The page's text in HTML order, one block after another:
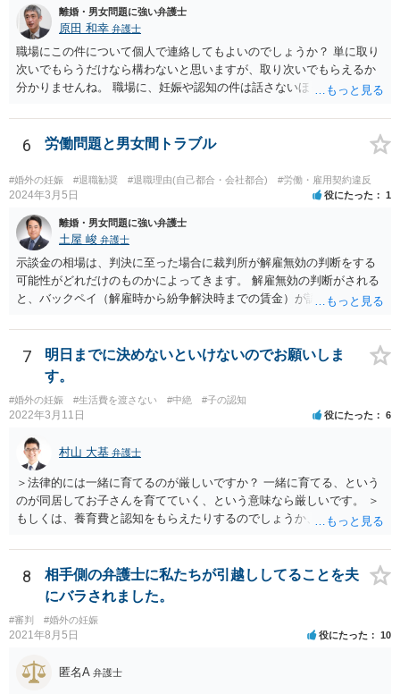
離婚・男女問題に強い弁護士
原田 和幸 弁護士
職場にこの件について個人で連絡してもよいのでしょうか？ 単に取り
次いでもらうだけなら構わないと思いますが、取り次いでもらえるか
分かりませんね。 職場に、妊娠や認知の件は話さないほうがよいと思
難しいと思われれば、弁護士に入ってもらうことも検討されてくださ
い。 一度、お近くの弁護士に相談されてみてもよいと思います。
6 労働問題と男女間トラブル
#婚外の妊娠 #退職勧奨 #退職理由(自己都合・会社都合) #労働・雇用契約違反
2024年3月5日 役にたった 1
離婚・男女問題に強い弁護士
土屋 峻 弁護士
示談金の相場は、判決に至った場合に裁判所が解雇無効の判断をする
可能性がどれだけのものかによってきます。 解雇無効の判断がされる
と、バックペイ（解雇時から紛争解決時までの賃金）が認められるの
準となります。解決金の基準は、半年から１年程度の賃金相当額くら
いだと思います。 この件は、弁護士に具体的な内容について、ご相談
された方がよい事案だと考えます。
7
明日までに決めないといけないのでお願いしま
す。
#婚外の妊娠 #生活費を渡さない #中絶 #子の認知
2022年3月11日 役にたった 6
村山 大基 弁護士
＞法律的には一緒に育てるのが厳しいですか？ 一緒に育てる、という
のが同居してお子さんを育てていく、という意味なら厳しいです。 ＞
もしくは、養育費と認知をもらえたりするのでしょうか、 相手が認知
す。 また、認知されたことを前提に、父親として子を養う義務があり
ますので、 養育費を請求できます。 ただ、極端な話相手に収入がなか
ったり、行方不明だったりすると、実際上の回収が難しい可能性はあ
ります。
8
相手側の弁護士に私たちが引越ししてることを夫
にバラされました。
#審判 #婚外の妊娠
2021年8月5日 役にたった 10
匿名A 弁護士